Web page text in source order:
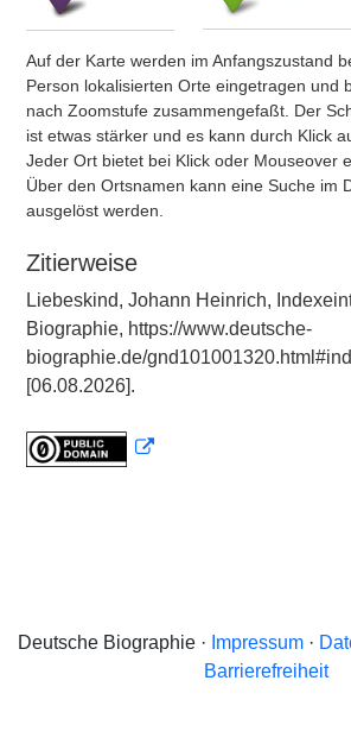
Auf der Karte werden im Anfangszustand
Person lokalisierten Orte eingetragen und
nach Zoomstufe zusammengefaßt. Der
ist etwas stärker und es kann durch Klick
Jeder Ort bietet bei Klick oder Mouseover
Über den Ortsnamen kann eine Suche im
ausgelöst werden.
Zitierweise
Liebeskind, Johann Heinrich,
Biographie, https://www.deutsche-
biographie.de/
[06.08.2026].
Deutsche Biographie · Impressum·
Barrierefreiheit